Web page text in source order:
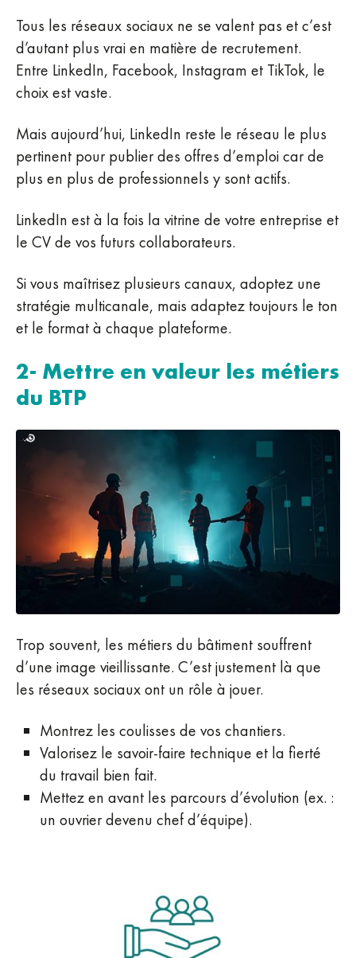
Tous les réseaux sociaux ne se valent pas et c’est
d’autant plus vrai en matière de recrutement.
Entre LinkedIn, Facebook, Instagram et TikTok, le
choix est vaste.
Mais aujourd’hui, LinkedIn reste le réseau le plus
pertinent pour publier des offres d’emploi car de
plus en plus de professionnels y sont actifs.
LinkedIn est à la fois la vitrine de votre entreprise et
le CV de vos futurs collaborateurs.
Si vous maîtrisez plusieurs canaux, adoptez une
stratégie multicanale, mais adaptez toujours le ton
et le format à chaque plateforme.
2- Mettre en valeur les métiers
du BTP
Trop souvent, les métiers du bâtiment souffrent
d’une image vieillissante. C’est justement là que
les réseaux sociaux ont un rôle à jouer.
Montrez les coulisses de vos chantiers.
Valorisez le savoir-faire technique et la fierté
du travail bien fait.
Mettez en avant les parcours d’évolution (ex. :
un ouvrier devenu chef d’équipe).